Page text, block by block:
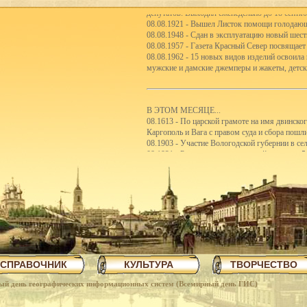
депутатов. Выходил еженедельно до 18
08.08.1921 - Вышел Листок помощи
08.08.1948 - Сдан в эксплуатацию новый
08.08.1957 - Газета Красный Север посвящает
08.08.1962 - 15 новых видов изделий освоила
мужские и дамские джемперы и жакеты,
В ЭТОМ МЕСЯЦЕ...
08.1613 - По царской грамоте на имя
Каргополь и Вага с правом суда и сбора
08.1903 - Участие Вологодской губернии в
08.1921 - Реорганизация школьной системы.
школ II ступени.
08.1923 - Вологодским губсоюзом
08.1926 - Сбор пожертвований семьям
08.1926 - Объявлен уездный конкурс на
08.1926 - Открытие полей ассенизации.
08.1935 - Инструментальный цех завода
отправляли в Ярославль.
08.1940 - В Чарозерский район выехала
первобытных людей.
08.1940 - По примеру ферганских
закончили строительство тракта Вологда-
08.1940 - Как сообщает газета Красный
пятиэтажный жилой дом на 57 квартир,
СПРАВОЧНИК КУЛЬТУРА ТВОРЧЕСТВО
день географических информационных систем (Всемирный день ГИС)